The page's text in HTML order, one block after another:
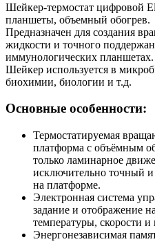
Шейкер-термостат цифровой
планшеты, объемный обогрев.
Предназначен для создания
жидкости и точного
иммунологических планшетах.
Шейкер используется в
биохимии, биологии и т.д.
Основные особенности:
Термостатируемая
платформа с объёмным
только ламинарное
исключительно точный
на платформе.
Электронная система
задание и отображение
температуры, скорости
Энергонезависимая